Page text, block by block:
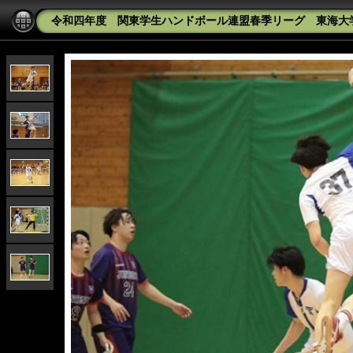
令和四年度 関東学生ハンドボール連盟春季リーグ 東海